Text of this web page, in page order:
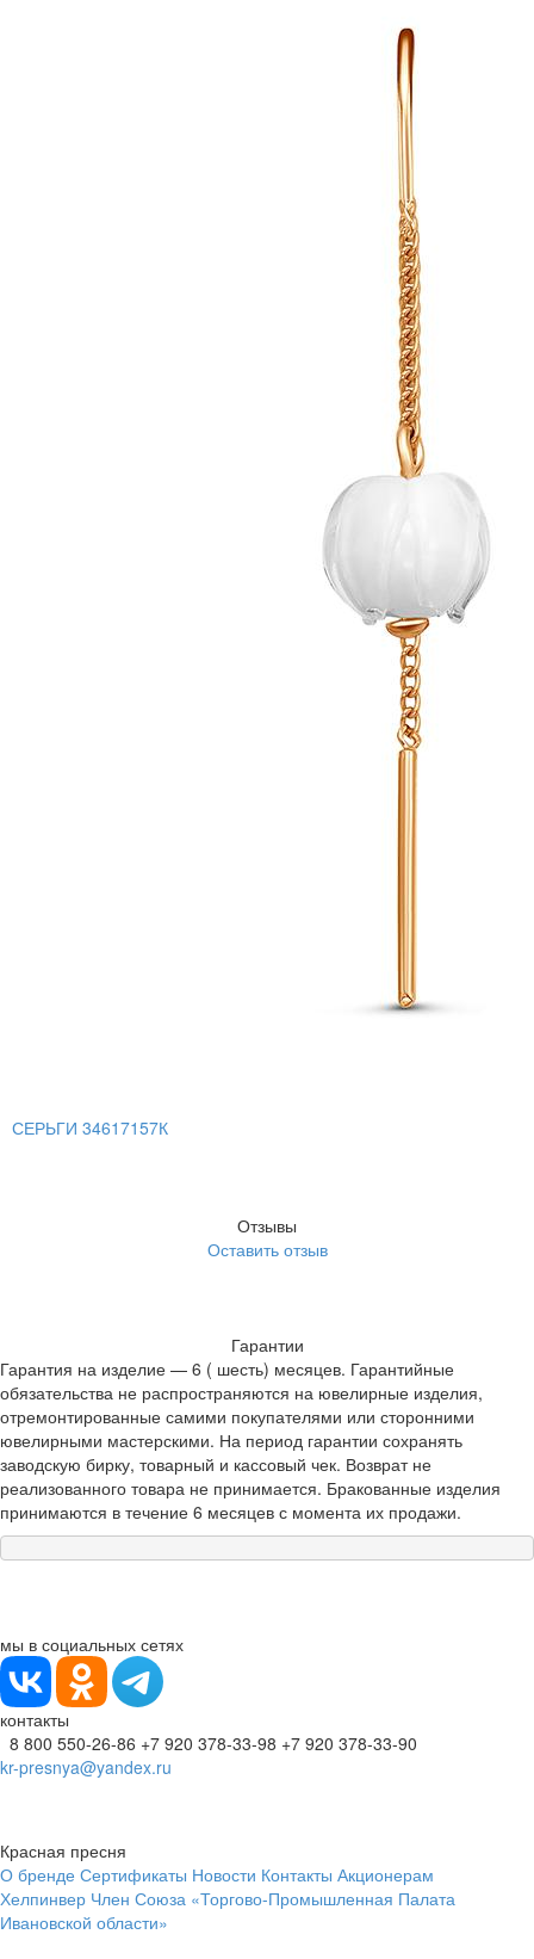
СЕРЬГИ 34617157К
Отзывы
Оставить отзыв
Гарантии
Гарантия на изделие — 6 ( шесть) месяцев. Гарантийные
обязательства не распространяются на ювелирные изделия,
отремонтированные самими покупателями или сторонними
ювелирными мастерскими. На период гарантии сохранять
заводскую бирку, товарный и кассовый чек. Возврат не
реализованного товара не принимается. Бракованные изделия
принимаются в течение 6 месяцев с момента их продажи.
мы в социальных сетях
контакты
8 800 550-26-86 +7 920 378-33-98 +7 920 378-33-90
kr-presnya@yandex.ru
Красная пресня
О бренде Сертификаты Новости Контакты Акционерам
Хелпинвер Член Союза «Торгово-Промышленная Палата
Ивановской области»